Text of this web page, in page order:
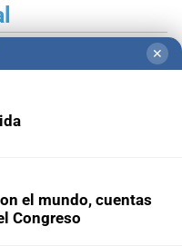
✕
el mundo, cuentas
Congreso